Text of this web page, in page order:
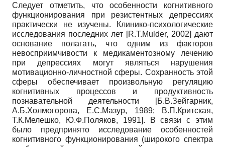
Следует отметить, что особенности когнитивного
функционирования при резистентных депрессиях
практически не изучены. Клинико-психологические
исследования последних лет [R.T.Mulder, 2002] дают
основание полагать, что одним из факторов
невосприимчивости к медикаментозному лечению
при депрессиях могут являться нарушения
мотивационно-личностной сферы. Сохранность этой
сферы обеспечивает произвольную регуляцию
когнитивных процессов и продуктивность
познавательной деятельности [Б.В.Зейгарник,
А.Б.Холмогорова, Е.С.Мазур, 1989; В.П.Критская,
Т.К.Мелешко, Ю.Ф.Поляков, 1991]. В связи с этим
было предпринято исследование особенностей
когнитивного функционирования (широкого спектра